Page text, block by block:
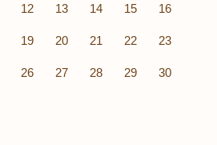
12 13 14 15 16
19 20 21 22 23
26 27 28 29 30